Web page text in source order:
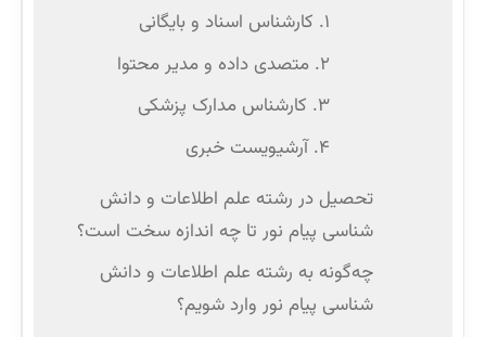
۱. کارشناس اسناد و بایگانی
۲. متصدی داده و مدیر محتوا
۳. کارشناس مدارک پزشکی
۴. آرشیویست خبری
تحصیل در رشته علم اطلاعات و دانش‌
شناسی پیام نور تا چه اندازه سخت است؟
چه‌گونه به رشته علم اطلاعات و دانش
شناسی پیام نور وارد شویم؟